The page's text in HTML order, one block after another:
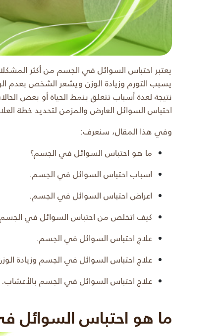
يعتبر احتباس السوائل في الجسم من أكثر
يسبب التورم وزيادة الوزن ويشعر الشخص بعدم
نتيجة لعدة أسباب تتعلق بنمط الحياة أو بعض
احتباس السوائل العارض والمزمن لتحديد خطة
وفي هذا المقال، سنعرف:
ما هو احتباس السوائل في الجسم؟
اسباب احتباس السوائل في الجسم.
اعراض احتباس السوائل في الجسم.
كيف اتخلص من احتباس السوائل في
علاج احتباس السوائل في الجسم.
علاج احتباس السوائل في الجسم وزيادة
علاج احتباس السوائل في الجسم بالأعشاب.
ما هو احتباس السوائل